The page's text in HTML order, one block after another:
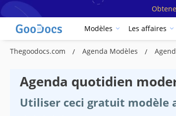
Modèles Les affaires
Thegoodocs.com Agenda Modèles
Agenda quotidien
Utiliser ceci gratuit modèle